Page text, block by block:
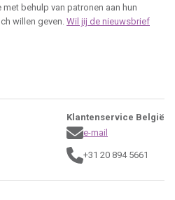
behulp van patronen aan hun
willen geven. Wil jij de nieuwsbrief
Klantenservice België
e-mail
+31 20 894 5661